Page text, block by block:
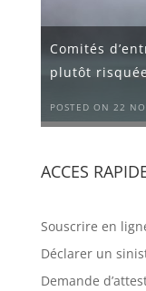
Comités
plutôt
POSTED ON 22
ACCES
Souscrire en
Déclarer un
Demande